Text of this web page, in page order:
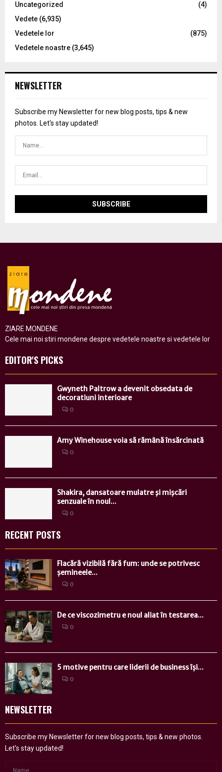
Uncategorized
(4)
Vedete (6,935)
Vedetele lor
(875)
Vedetele noastre (3,645)
NEWSLETTER
Subscribe my Newsletter for new blog posts, tips & new
photos. Let's stay updated!
ZIARE MONDENE
Cele mai noi stiri mondene despre vedetele noastre si vedetele lor
EDITOR'S PICKS
Gwyneth Paltrow a devenit obsedata de
decoratiuni interioare
0
Amy Winehouse voia să rămână însărcinată
0
Shakira, dansatoare mulatre şi mişcări
senzuale în noul...
0
RECENT POSTS
Flacără vizibilă fără fum: unde se potrivesc
șemineele...
0
De ce viscozimetru e noul aliat în testarea...
0
5 motive pentru care liderii de business își...
0
NEWSLETTER
Subscribe my Newsletter for new blog posts, tips & new photos.
Let's stay updated!